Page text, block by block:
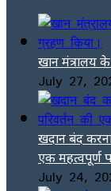
खान मंत्रालय
July 27,
खदान बंद
एक महत्वपूर्ण
July 24,